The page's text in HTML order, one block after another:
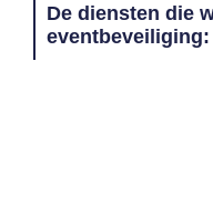
De diensten die
eventbeveiliging: